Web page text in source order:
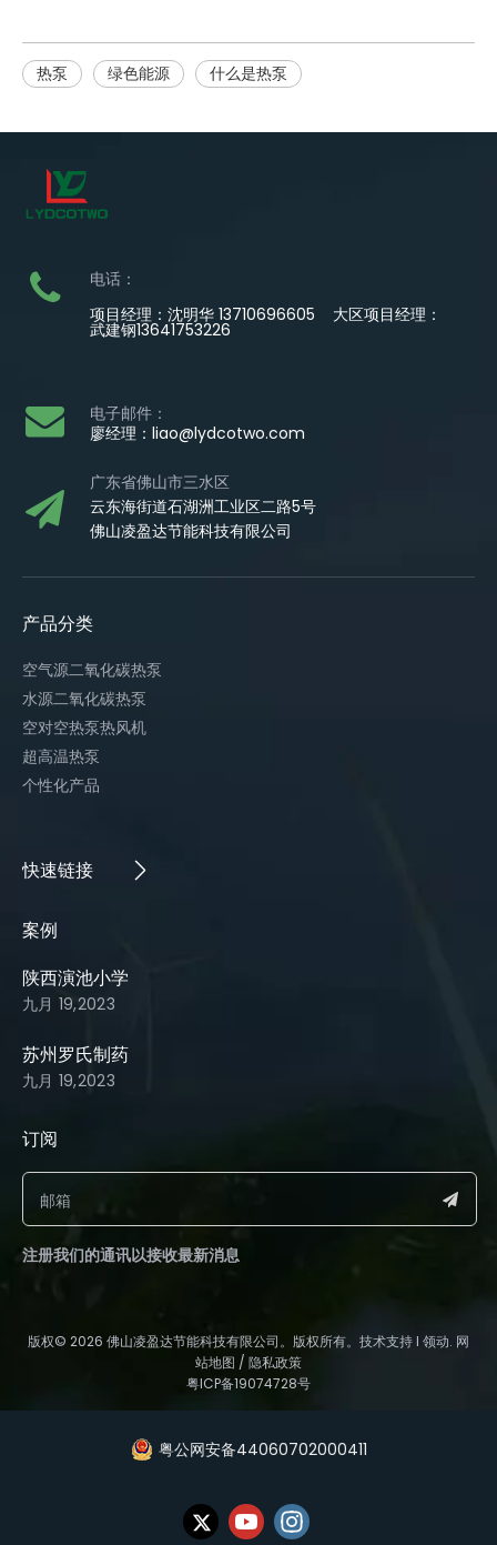
热泵 绿色能源 什么是热泵
电话：
项目经理：沈明华 13710696605 大区项目经理：
武建钢13641753226
电子邮件：
廖经理：liao@lydcotwo.com
广东省佛山市三水区
云东海街道石湖洲工业区二路5号
佛山凌盈达节能科技有限公司
产品分类
空气源二氧化碳热泵
水源二氧化碳热泵
空对空热泵热风机
超高温热泵
个性化产品
快速链接​​​​​​​
案例​​​​​​​
陕西演池小学
九月 19,2023
苏州罗氏制药
九月 19,2023
订阅​​​​​​​
注册我们的通讯以接收最新消息
​版权©️ 2026 佛山凌盈达节能科技有限公司。版权所有。技术支持 l 领动. 网
站地图 / 隐私政策
粤ICP备19074728号
粤公网安备44060702000411